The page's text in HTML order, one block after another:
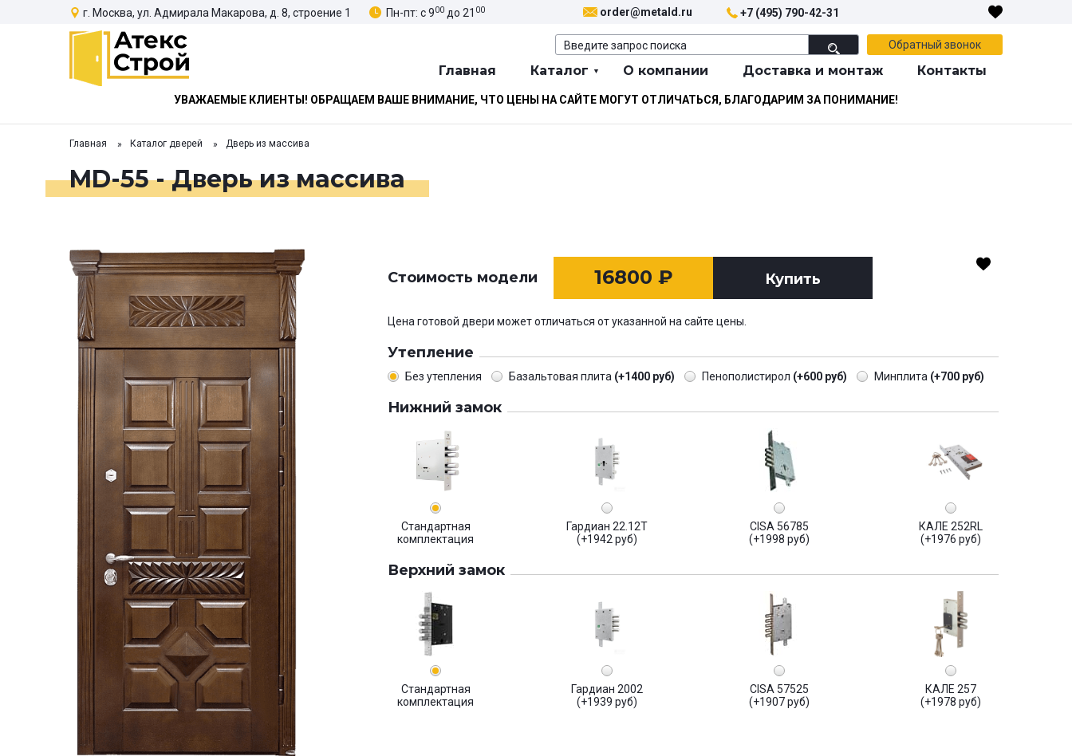
г. Москва, ул. Адмирала Макарова, д. 8, строение 1 Пн-пт: с 900 до 21 00 order@metald.ru +7 (495) 790-42-31
Обратный звонок
Главная Каталог О компании Доставка и монтаж Контакты
УВАЖАЕМЫЕ КЛИЕНТЫ! ОБРАЩАЕМ ВАШЕ ВНИМАНИЕ, ЧТО ЦЕНЫ НА САЙТЕ МОГУТ ОТЛИЧАТЬСЯ, БЛАГОДАРИМ ЗА ПОНИМАНИЕ!
Главная Каталог дверей Дверь из массива
MD-55 - Дверь из массива
Стоимость модели 16800 ₽ Купить
Цена готовой двери может отличаться от указанной на сайте цены.
Утепление
Без утепления Базальтовая плита (+1400 руб) Пенополистирол (+600 руб) Минплита (+700 руб)
Нижний замок
Стандартная
комплектация
Гардиан 22.12Т
(+1942 руб)
CISA 56785
(+1998 руб)
КАЛЕ 252RL
(+1976 руб)
Верхний замок
Стандартная
комплектация
Гардиан 2002
(+1939 руб)
CISA 57525
(+1907 руб)
КАЛЕ 257
(+1978 руб)